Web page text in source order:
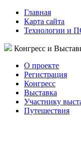
Главная
Карта сайта
Технологии и
Конгресс и
О проекте
Регистрация
Конгресс
Выставка
Участнику
Путешествия